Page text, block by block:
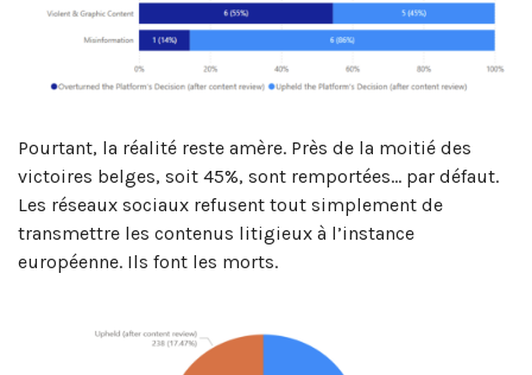
Pourtant, la réalité reste amère. Près de la moitié des
victoires belges, soit 45%, sont remportées… par défaut.
Les réseaux sociaux refusent tout simplement de
transmettre les contenus litigieux à l’instance
européenne. Ils font les morts.